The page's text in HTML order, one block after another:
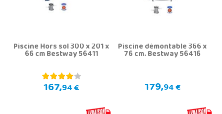
Piscine Hors sol 300 x 201 x
66 cm Bestway 56411
167,94 €
Piscine démontable 366 x
76 cm. Bestway 56416
179,94 €